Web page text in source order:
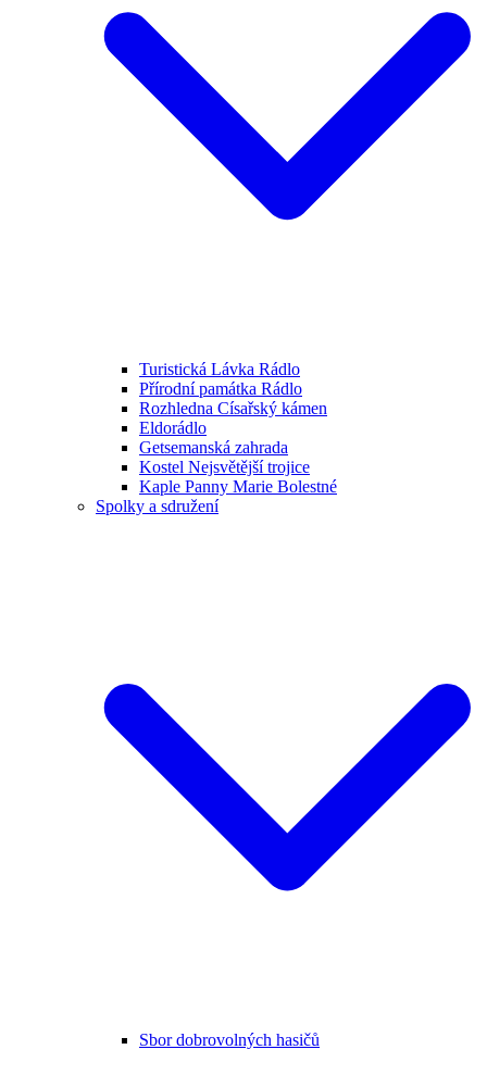
Turistická Lávka Rádlo
Přírodní památka Rádlo
Rozhledna Císařský kámen
Eldorádlo
Getsemanská zahrada
Kostel Nejsvětější trojice
Kaple Panny Marie Bolestné
Spolky a sdružení
Sbor dobrovolných hasičů